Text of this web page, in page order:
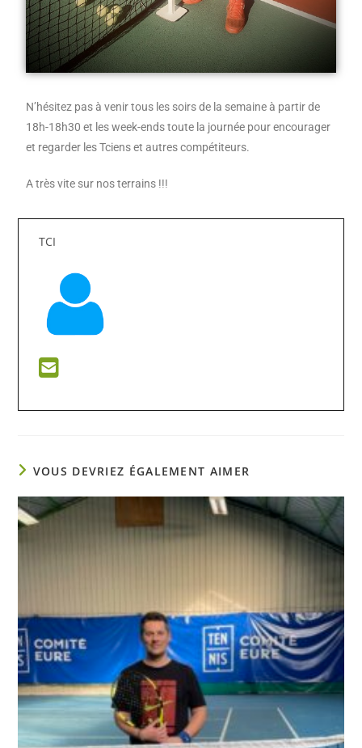
N’hésitez pas à venir tous les soirs de la semaine à partir de
18h-18h30 et les week-ends toute la journée pour encourager
et regarder les Tciens et autres compétiteurs.
A très vite sur nos terrains !!!
TCI
VOUS DEVRIEZ ÉGALEMENT AIMER